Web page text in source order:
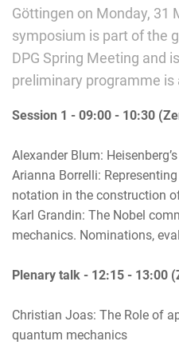
Göttingen on Monday, 31
symposium is part of the
DPG Spring Meeting and
preliminary programme is
Session 1 - 09:00 - 10:30
Alexander Blum:
Arianna Borrelli:
notation in the construction
Karl Grandin: The Nobel
mechanics. Nominations,
Plenary talk - 12:15 - 13:00
Christian Joas: The Role of
quantum mechanics